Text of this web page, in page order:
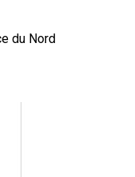
du Nord